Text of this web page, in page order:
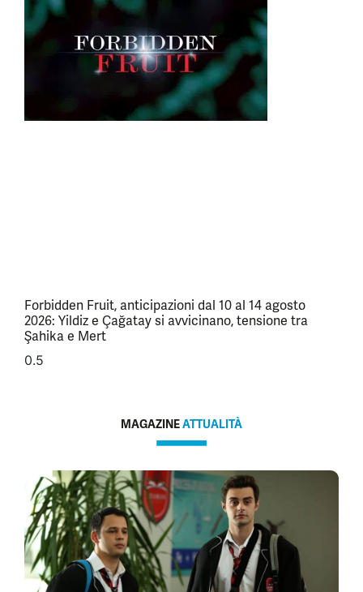
Forbidden Fruit, anticipazioni dal 10 al 14 agosto
2026: Yildiz e Çağatay si avvicinano, tensione tra
Şahika e Mert
MAGAZINEATTUALITÀ